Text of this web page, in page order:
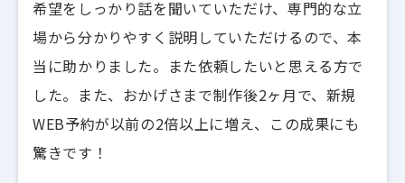
希望をしっかり話を聞いていただけ、専門的な立
場から分かりやすく説明していただけるので、本
当に助かりました。また依頼したいと思える方で
した。また、おかげさまで制作後2ヶ月で、新規
WEB予約が以前の2倍以上に増え、この成果にも
驚きです！